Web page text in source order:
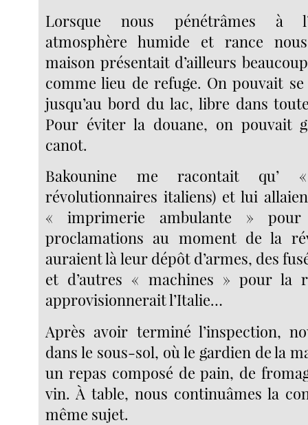
Lorsque nous pénétrâmes à
atmosphère humide et rance
maison présentait d’ailleurs
comme lieu de refuge. On pouvait
jusqu’au bord du lac, libre dans
Pour éviter la douane, on pouvait
canot.
Bakounine me racontait
révolutionnaires italiens) et lui
« imprimerie ambulante »
proclamations au moment de la
auraient là leur dépôt d’armes, des
et d’autres « machines » pour la
approvisionnerait l’Italie…
Après avoir terminé l’inspection,
dans le sous-sol, où le gardien de la
un repas composé de pain, de
vin. À table, nous continuâmes la
même sujet.